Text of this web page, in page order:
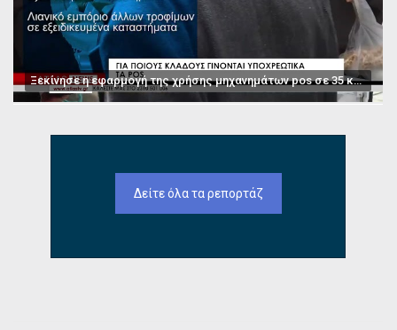
Ξεκίνησε η εφαρμογή της χρήσης μηχανημάτων pos σε 35 κατηγορίες επαγγελμάτων
Δείτε όλα τα ρεπορτάζ